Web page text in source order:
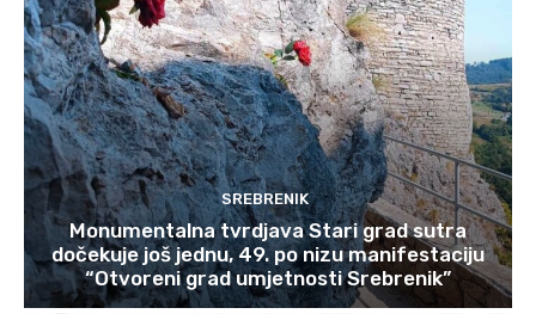
SREBRENIK
Monumentalna tvrdjava Stari grad sutra
dočekuje još jednu, 49. po nizu manifestaciju
“Otvoreni grad umjetnosti Srebrenik”